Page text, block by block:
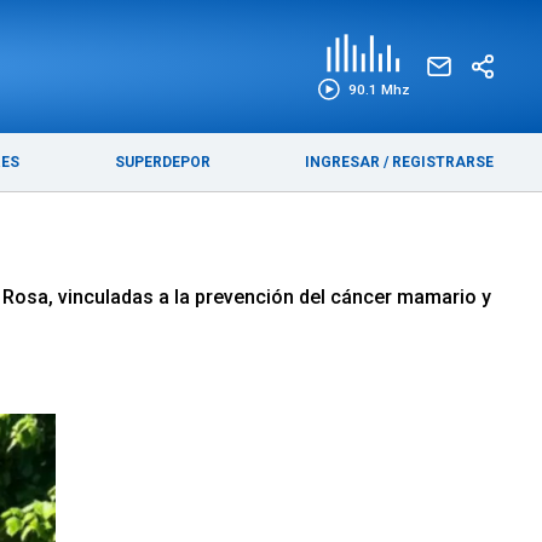
90.1 Mhz
SUPERDEPOR INGRESAR / REGISTRARSE
vinculadas a la prevención del cáncer mamario y